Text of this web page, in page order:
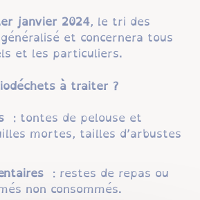
janvier 2024, le tri des
et concernera tous
et les particuliers.
à traiter ?
: tontes de pelouse et
mortes, tailles d’arbustes
: restes de repas ou
non consommés.